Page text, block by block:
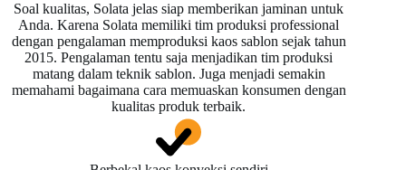
Soal kualitas, Solata jelas siap memberikan jaminan untuk
Anda. Karena Solata memiliki tim produksi professional
dengan pengalaman memproduksi kaos sablon sejak tahun
2015. Pengalaman tentu saja menjadikan tim produksi
matang dalam teknik sablon. Juga menjadi semakin
memahami bagaimana cara memuaskan konsumen dengan
kualitas produk terbaik.